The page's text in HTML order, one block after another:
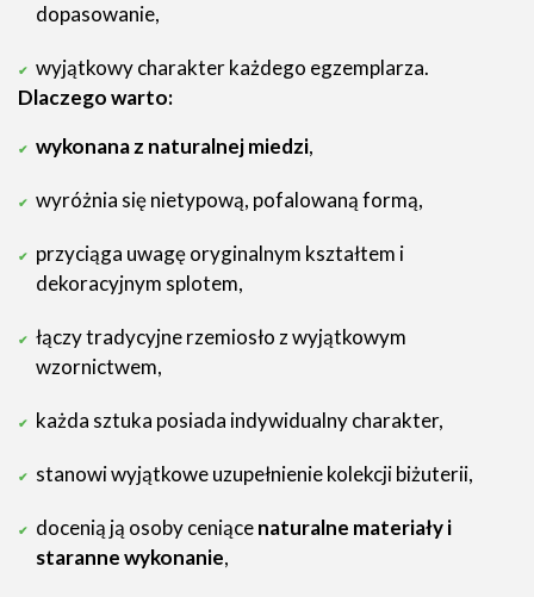
dopasowanie,
wyjątkowy charakter każdego egzemplarza.
Dlaczego warto:
wykonana z naturalnej miedzi,
wyróżnia się nietypową, pofalowaną formą,
przyciąga uwagę oryginalnym kształtem i
dekoracyjnym splotem,
łączy tradycyjne rzemiosło z wyjątkowym
wzornictwem,
każda sztuka posiada indywidualny charakter,
stanowi wyjątkowe uzupełnienie kolekcji biżuterii,
docenią ją osoby ceniącenaturalne materiały i
staranne wykonanie,